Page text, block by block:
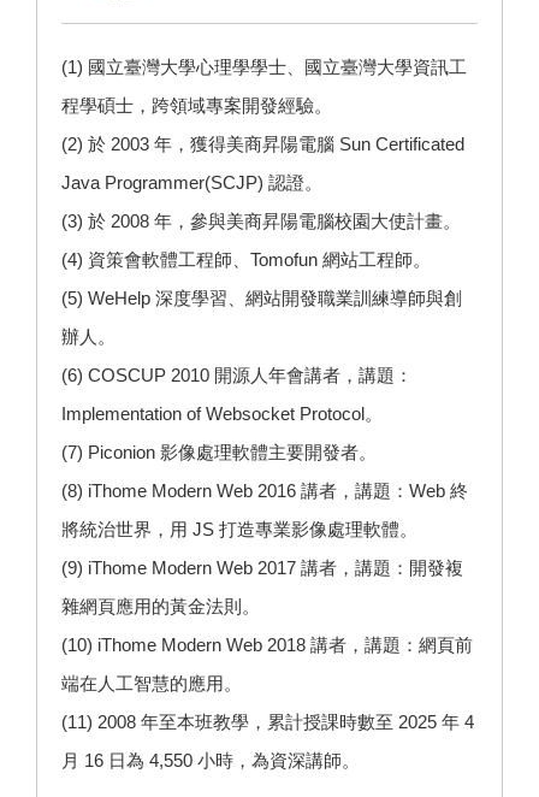
(1) 國立臺灣大學心理學學士、國立臺灣大學資訊工
程學碩士，跨領域專案開發經驗。
(2) 於 2003 年，獲得美商昇陽電腦 Sun Certificated
Java Programmer(SCJP) 認證。
(3) 於 2008 年，參與美商昇陽電腦校園大使計畫。
(4) 資策會軟體工程師、Tomofun 網站工程師。
(5) WeHelp 深度學習、網站開發職業訓練導師與創
辦人。
(6) COSCUP 2010 開源人年會講者，講題：
Implementation of Websocket Protocol。
(7) Piconion 影像處理軟體主要開發者。
(8) iThome Modern Web 2016 講者，講題：Web 終
將統治世界，用 JS 打造專業影像處理軟體。
(9) iThome Modern Web 2017 講者，講題：開發複
雜網頁應用的黃金法則。
(10) iThome Modern Web 2018 講者，講題：網頁前
端在人工智慧的應用。
(11) 2008 年至本班教學，累計授課時數至 2025 年 4
月 16 日為 4,550 小時，為資深講師。